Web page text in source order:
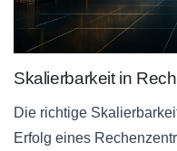
Skalierbarkeit in
Die richtige
Erfolg eines